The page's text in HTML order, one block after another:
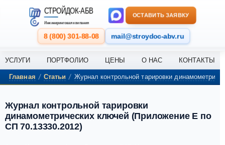
СТРОЙДОК-АБВ
Инжиниринговая компания
8 (800) 301-88-08 mail@stroydoc-abv.ru
ОСТАВИТЬ ЗАЯВКУ
УСЛУГИ ПОРТФОЛИО ЦЕНЫ О НАС КОНТАКТЫ
Главная / Статьи / Журнал контрольной тарировки
Журнал контрольной тарировки
динамометрических ключей (Приложение Е по
СП 70.13330.2012)